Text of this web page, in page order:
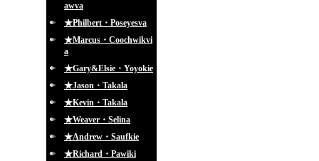
awva
★Philbert・Poseyesva
★Marcus・Coochwikvi
a
★Gary&Elsie・Yoyokie
★Jason・Takala
★Kevin・Takala
★Weaver・Selina
★Andrew・Saufkie
★Richard・Pawiki